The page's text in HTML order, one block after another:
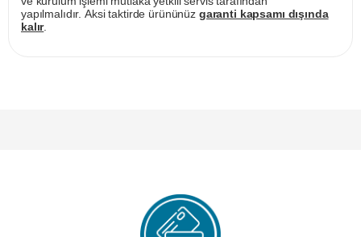
yapılmalıdır. Aksi taktirde ürününüz garanti kapsamı dışında
kalır.